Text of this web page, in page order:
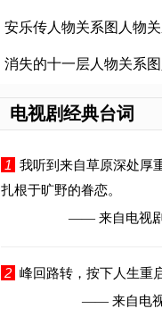
安乐传人物关系图人物
消失的十一层人物关系
电视剧经典台词
1
我听到来自草原深处厚
扎根于旷野的眷恋。
—— 来自电视剧
2 峰回路转，按下人生重
—— 来自电